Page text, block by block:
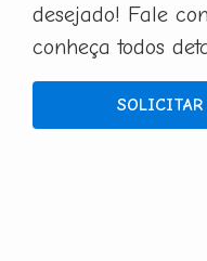
desejado! Fale
conheça todos
SOLICITAR